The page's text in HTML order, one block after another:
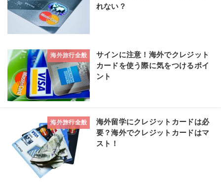
れない？
海外旅行全般
サインに注意！海外でクレジット
カードを使う際に気をつけるポイ
ント
海外旅行全般
海外留学にクレジットカードは必
要？海外でクレジットカードはマ
スト！